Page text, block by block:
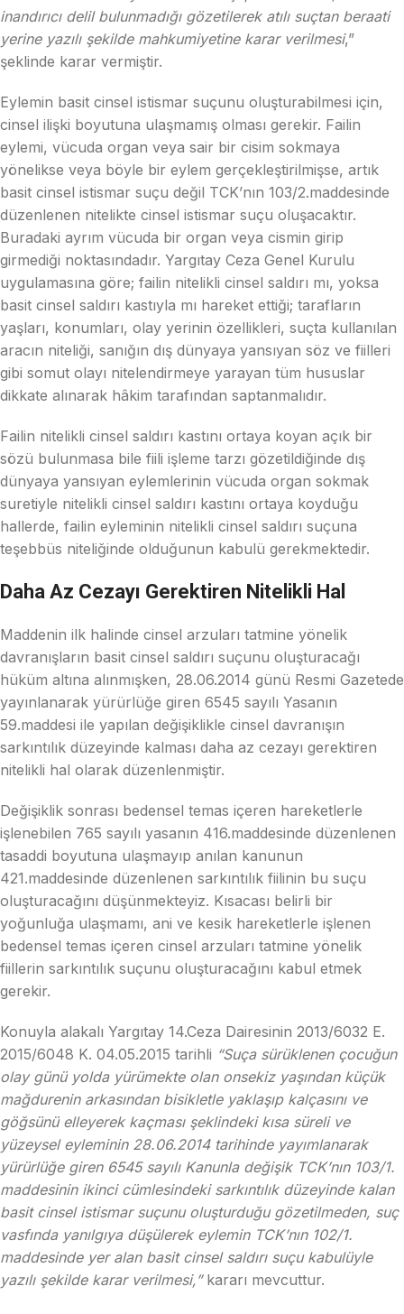
inandırıcı delil bulunmadığı gözetilerek atılı suçtan beraati
yerine yazılı şekilde mahkumiyetine karar verilmesi,”
şeklinde karar vermiştir.
Eylemin basit cinsel istismar suçunu oluşturabilmesi için,
cinsel ilişki boyutuna ulaşmamış olması gerekir. Failin
eylemi, vücuda organ veya sair bir cisim sokmaya
yönelikse veya böyle bir eylem gerçekleştirilmişse, artık
basit cinsel istismar suçu değil TCK’nın 103/2.maddesinde
düzenlenen nitelikte cinsel istismar suçu oluşacaktır.
Buradaki ayrım vücuda bir organ veya cismin girip
girmediği noktasındadır. Yargıtay Ceza Genel Kurulu
uygulamasına göre; failin nitelikli cinsel saldırı mı, yoksa
basit cinsel saldırı kastıyla mı hareket ettiği; tarafların
yaşları, konumları, olay yerinin özellikleri, suçta kullanılan
aracın niteliği, sanığın dış dünyaya yansıyan söz ve fiilleri
gibi somut olayı nitelendirmeye yarayan tüm hususlar
dikkate alınarak hâkim tarafından saptanmalıdır.
Failin nitelikli cinsel saldırı kastını ortaya koyan açık bir
sözü bulunmasa bile fiili işleme tarzı gözetildiğinde dış
dünyaya yansıyan eylemlerinin vücuda organ sokmak
suretiyle nitelikli cinsel saldırı kastını ortaya koyduğu
hallerde, failin eyleminin nitelikli cinsel saldırı suçuna
teşebbüs niteliğinde olduğunun kabulü gerekmektedir.
Daha Az Cezayı Gerektiren Nitelikli Hal
Maddenin ilk halinde cinsel arzuları tatmine yönelik
davranışların basit cinsel saldırı suçunu oluşturacağı
hüküm altına alınmışken, 28.06.2014 günü Resmi Gazetede
yayınlanarak yürürlüğe giren 6545 sayılı Yasanın
59.maddesi ile yapılan değişiklikle cinsel davranışın
sarkıntılık düzeyinde kalması daha az cezayı gerektiren
nitelikli hal olarak düzenlenmiştir.
Değişiklik sonrası bedensel temas içeren hareketlerle
işlenebilen 765 sayılı yasanın 416.maddesinde düzenlenen
tasaddi boyutuna ulaşmayıp anılan kanunun
421.maddesinde düzenlenen sarkıntılık fiilinin bu suçu
oluşturacağını düşünmekteyiz. Kısacası belirli bir
yoğunluğa ulaşmamı, ani ve kesik hareketlerle işlenen
bedensel temas içeren cinsel arzuları tatmine yönelik
fiillerin sarkıntılık suçunu oluşturacağını kabul etmek
gerekir.
Konuyla alakalı Yargıtay 14.Ceza Dairesinin 2013/6032 E.
2015/6048 K. 04.05.2015 tarihli “Suça sürüklenen çocuğun
olay günü yolda yürümekte olan onsekiz yaşından küçük
mağdurenin arkasından bisikletle yaklaşıp kalçasını ve
göğsünü elleyerek kaçması şeklindeki kısa süreli ve
yüzeysel eyleminin 28.06.2014 tarihinde yayımlanarak
yürürlüğe giren 6545 sayılı Kanunla değişik TCK’nın 103/1.
maddesinin ikinci cümlesindeki sarkıntılık düzeyinde kalan
basit cinsel istismar suçunu oluşturduğu gözetilmeden, suç
vasfında yanılgıya düşülerek eylemin TCK’nın 102/1.
maddesinde yer alan basit cinsel saldırı suçu kabulüyle
yazılı şekilde karar verilmesi,”kararı mevcuttur.